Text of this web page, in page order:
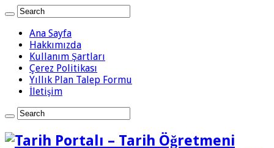
Ana Sayfa
Hakkımızda
Kullanım Şartları
Çerez Politikası
Yıllık Plan Talep Formu
İletişim